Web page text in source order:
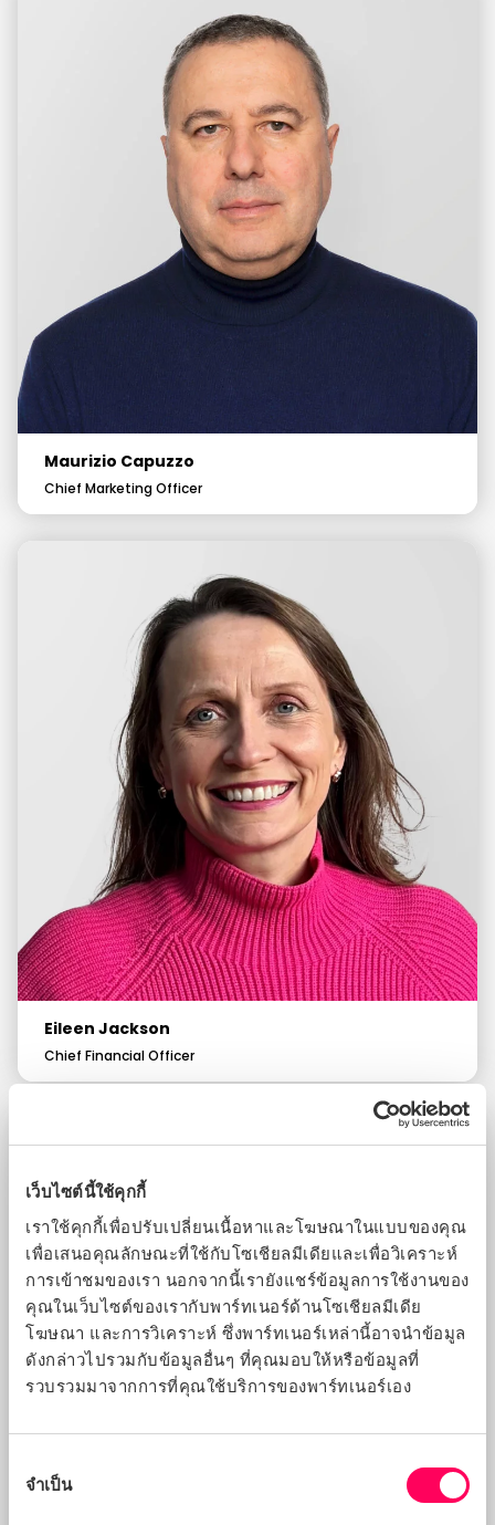
เว็บไซต์นี้ใช้คุกกี้
เราใช้คุกกี้เพื่อปรับเปลี่ยนเนื้อหาและโฆษณาในแบบของคุณ
เพื่อเสนอคุณลักษณะที่ใช้กับโซเชียลมีเดียและเพื่อวิเคราะห์
การเข้าชมของเรา นอกจากนี้เรายังแชร์ข้อมูลการใช้งานของ
คุณในเว็บไซต์ของเรากับพาร์ทเนอร์ด้านโซเชียลมีเดีย
โฆษณา และการวิเคราะห์ ซึ่งพาร์ทเนอร์เหล่านี้อาจนำข้อมูล
ดังกล่าวไปรวมกับข้อมูลอื่นๆ ที่คุณมอบให้หรือข้อมูลที่
รวบรวมมาจากการที่คุณใช้บริการของพาร์ทเนอร์เอง
เลือก
จำเป็น
Maurizio Capuzzo
Chief Marketing Officer
Eileen Jackson
Chief Financial Officer